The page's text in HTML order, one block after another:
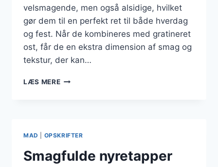
velsmagende, men også alsidige, hvilket
gør dem til en perfekt ret til både hverdag
og fest. Når de kombineres med gratineret
ost, får de en ekstra dimension af smag og
tekstur, der kan…
LÆS MEREFESTLIGE
MAD OPSKRIFTER
Smagfulde nyretapper